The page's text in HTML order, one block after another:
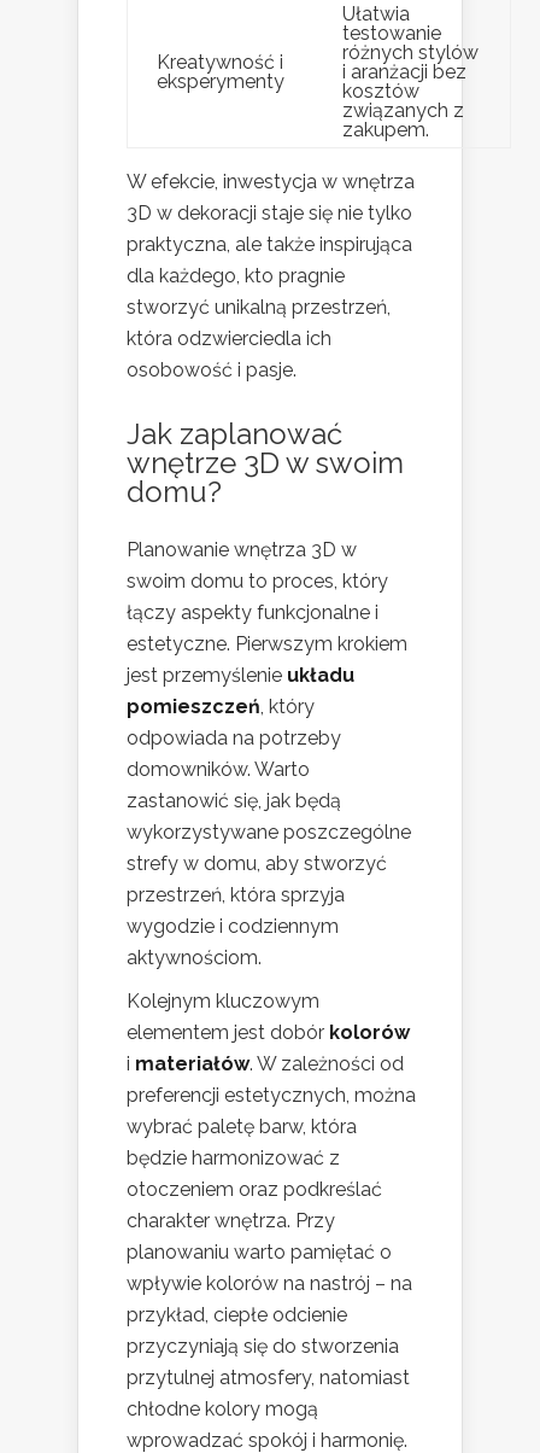
Kreatywność i
eksperymenty
Ułatwia
testowanie
różnych stylów
i aranżacji bez
kosztów
związanych z
zakupem.
W efekcie, inwestycja w wnętrza
3D w dekoracji staje się nie tylko
praktyczna, ale także inspirująca
dla każdego, kto pragnie
stworzyć unikalną przestrzeń,
która odzwierciedla ich
osobowość i pasje.
Jak zaplanować
wnętrze 3D w swoim
domu?
Planowanie wnętrza 3D w
swoim domu to proces, który
łączy aspekty funkcjonalne i
estetyczne. Pierwszym krokiem
jest przemyślenie układu
pomieszczeń , który
odpowiada na potrzeby
domowników. Warto
zastanowić się, jak będą
wykorzystywane poszczególne
strefy w domu, aby stworzyć
przestrzeń, która sprzyja
wygodzie i codziennym
aktywnościom.
Kolejnym kluczowym
elementem jest dobór kolorów
i materiałów. W zależności od
preferencji estetycznych, można
wybrać paletę barw, która
będzie harmonizować z
otoczeniem oraz podkreślać
charakter wnętrza. Przy
planowaniu warto pamiętać o
wpływie kolorów na nastrój – na
przykład, ciepłe odcienie
przyczyniają się do stworzenia
przytulnej atmosfery, natomiast
chłodne kolory mogą
wprowadzać spokój i harmonię.